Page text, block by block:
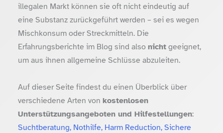
illegalen Markt können sie oft nicht eindeutig auf
eine Substanz zurückgeführt werden – sei es wegen
Mischkonsum oder Streckmitteln. Die
Erfahrungsberichte im Blog sind also nichtgeeignet,
um aus ihnen allgemeine Schlüsse abzuleiten.
Auf dieser Seite findest du einen Überblick über
verschiedene Arten von kostenlosen
Unterstützungsangeboten und Hilfestellungen:
Suchtberatung, Nothilfe, Harm Reduction, Sichere